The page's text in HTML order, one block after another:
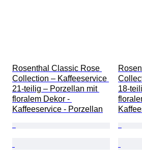
Rosenthal Classic Rose
Collection – Kaffeeservice
21-teilig – Porzellan mit
floralem Dekor -
Kaffeeservice - Porzellan
18-